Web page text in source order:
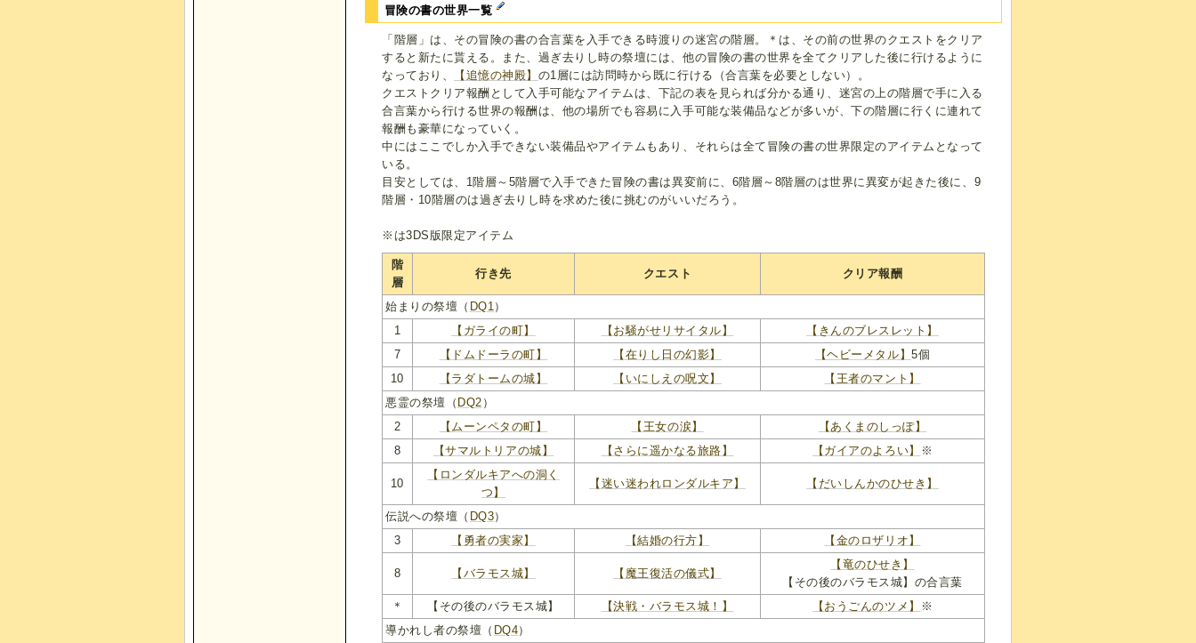
冒険の書の世界一覧
「階層」は、その冒険の書の合言葉を入手できる時渡りの迷宮の階層。＊は、その前の世界のクエストをクリア
すると新たに貰える。また、過ぎ去りし時の祭壇には、他の冒険の書の世界を全てクリアした後に行けるように
なっており、
【追憶の神殿】 の1層には訪問時から既に行ける（合言葉を必要としない）。
クエストクリア報酬として入手可能なアイテムは、下記の表を見られば分かる通り、迷宮の上の階層で手に入る
合言葉から行ける世界の報酬は、他の場所でも容易に入手可能な装備品などが多いが、下の階層に行くに連れて
報酬も豪華になっていく。
中にはここでしか入手できない装備品やアイテムもあり、それらは全て冒険の書の世界限定のアイテムとなって
いる。
目安としては、1階層～5階層で入手できた冒険の書は異変前に、6階層～8階層のは世界に異変が起きた後に、9
階層・10階層のは過ぎ去りし時を求めた後に挑むのがいいだろう。
※は3DS版限定アイテム
階
層
行き先 クエスト クリア報酬
始まりの祭壇（ DQ1 ）
1
【ガライの町】 【お騒がせリサイタル】
【きんのブレスレット】
7
【ドムドーラの町】 【在りし日の幻影】 【ヘビーメタル】5個
10
【ラダトームの城】 【いにしえの呪文】
【王者のマント】
悪霊の祭壇（ DQ2 ）
2
【ムーンペタの町】 【王女の涙】
【あくまのしっぽ】
8
【サマルトリアの城】 【さらに遥かなる旅路】 【ガイアのよろい】 ※
10
【ロンダルキアへの洞く
つ】
【迷い迷われロンダルキア】 【だいしんかのひせき】
伝説への祭壇（ DQ3）
3
【勇者の実家】 【結婚の行方】 【金のロザリオ】
8 【バラモス城】 【魔王復活の儀式】
【竜のひせき】
【その後のバラモス城】の合言葉
＊
【その後のバラモス城】 【決戦・バラモス城！】 【おうごんのツメ】
※
導かれし者の祭壇（ DQ4）